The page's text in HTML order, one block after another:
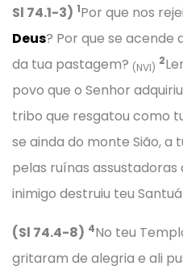
Sl 74.1-3) 1Por que nos
Deus? Por que se acende
da tua pastagem? (NVI)
2
povo que o Senhor
tribo que resgatou como
se ainda do monte Sião, a
pelas ruínas assustadoras
inimigo destruiu teu
(Sl 74.4-8) 4No teu
gritaram de alegria e ali